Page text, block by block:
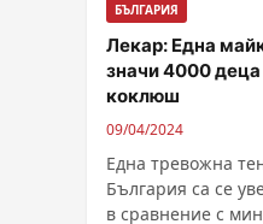
БЪЛГАРИЯ
Лекар: Една
значи 4000
коклюш
09/04/2024
Една тревожна
България са се
в сравнение с